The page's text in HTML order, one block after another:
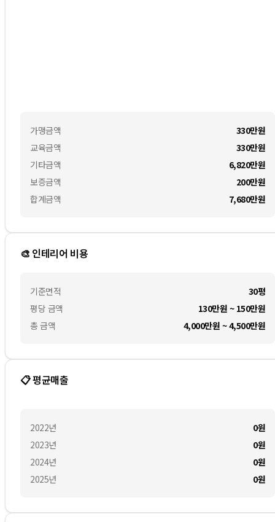
가맹금액
교육금액
기타금액
보증금액
합계금액
330만원
330만원
6,820만원
200만원
7,680만원
🎨 인테리어 비용
기준면적
평당 금액
총 금액
30평
130만원 ~ 150만원
4,000만원 ~ 4,500만원
📋 평균매출
2022년
2023년
2024년
2025년
0원
0원
0원
0원